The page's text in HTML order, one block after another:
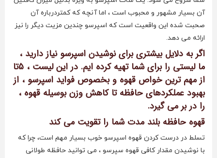
آن بسیار مشهور و محبوب است ، اما آنچه که کمتردرباره آن
صحبت شده این واقعیت است که اسپرسو چندین مزیت دیگر را نیز
ارائه می دهد.
اگر به دلایل بیشتری برای نوشیدن اسپرسو نیاز دارید ،
ما لیستی را برای شما تهیه کرده ایم. در این لیست ، 5تا
از مهم ترین خواص قهوه و بخصوص فواید اسپرسو ، از
بهبود عملکردهای حافظه تا کاهش وزن بوسیله قهوه ،
را در بر می گیرد.
قهوه حافظه بلند مدت شما را تقویت می کند
تسلط در درست کردن قهوه اسپرسو خوب بسیار مهم است، چرا که
با نوشیدن مقدار کافی قهوه سپرسو ، می توانید حافظه طولانی